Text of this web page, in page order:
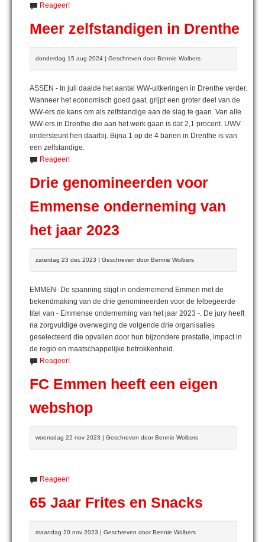
Reageer!
Meer zelfstandigen in Drenthe
donderdag 15 aug 2024 | Geschreven door Bennie Wolbers
ASSEN - In juli daalde het aantal WW-uitkeringen in Drenthe verder.
Wanneer het economisch goed gaat, grijpt een groter deel van de
WW-ers de kans om als zelfstandige aan de slag te gaan. Van alle
WW-ers in Drenthe die aan het werk gaan is dat 2,1 procent. UWV
ondersteunt hen daarbij. Bijna 1 op de 4 banen in Drenthe is van
een zelfstandige.
Reageer!
Drie genomineerden voor
Emmense onderneming van
het jaar 2023
zaterdag 23 dec 2023 | Geschreven door Bennie Wolbers
EMMEN- De spanning stijgt in ondernemend Emmen met de
bekendmaking van de drie genomineerden voor de felbegeerde
titel van - Emmense onderneming van het jaar 2023 -. De jury heeft
na zorgvuldige overweging de volgende drie organisaties
geselecteerd die opvallen door hun bijzondere prestatie, impact in
de regio en maatschappelijke betrokkenheid.
Reageer!
FC Emmen heeft een eigen
webshop
woensdag 22 nov 2023 | Geschreven door Bennie Wolbers
Reageer!
65 Jaar Frites en Snacks
maandag 20 nov 2023 | Geschreven door Bennie Wolbers